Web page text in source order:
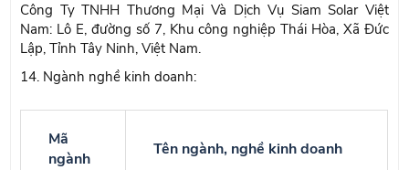
Công Ty TNHH Thương Mại Và Dịch Vụ Siam Solar Việt
Nam: Lô E, đường số 7, Khu công nghiệp Thái Hòa, Xã Đức
Lập, Tỉnh Tây Ninh, Việt Nam.
14. Ngành nghề kinh doanh:
Mã
ngành
Tên ngành, nghề kinh doanh